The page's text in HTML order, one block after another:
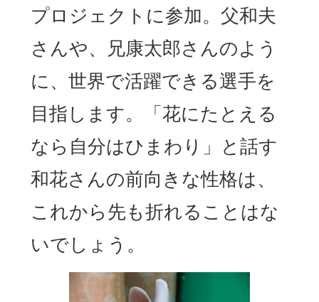
プロジェクトに参加。父和夫
さんや、兄康太郎さんのよう
に、世界で活躍できる選手を
目指します。「花にたとえる
なら自分はひまわり」と話す
和花さんの前向きな性格は、
これから先も折れることはな
いでしょう。